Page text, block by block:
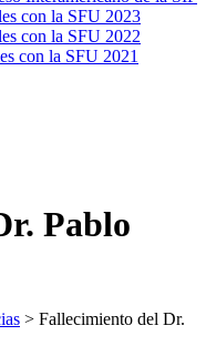
con la SFU 2023
con la SFU 2022
con la SFU 2021
Pablo
> Fallecimiento del Dr.